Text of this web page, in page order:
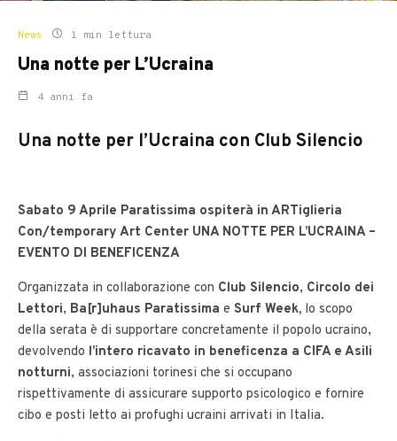
News 1 min lettura
Una notte per L’Ucraina
4 anni fa
Una notte per l’Ucraina con Club Silencio
Sabato 9 Aprile Paratissima ospiterà in ARTiglieria
Con/temporary Art Center UNA NOTTE PER L’UCRAINA –
EVENTO DI BENEFICENZA
Organizzata in collaborazione con Club Silencio, Circolo dei
Lettori, Ba[r]uhaus Paratissima e Surf Week, lo scopo
della serata è di supportare concretamente il popolo ucraino,
devolvendo l’intero ricavato in beneficenza a CIFA e Asili
notturni, associazioni torinesi che si occupano
rispettivamente di assicurare supporto psicologico e fornire
cibo e posti letto ai profughi ucraini arrivati in Italia.